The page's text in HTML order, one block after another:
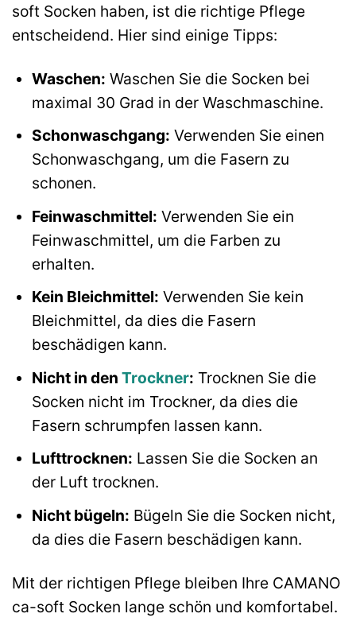
soft Socken haben, ist die richtige Pflege
entscheidend. Hier sind einige Tipps:
Waschen: Waschen Sie die Socken bei
maximal 30 Grad in der Waschmaschine.
Schonwaschgang: Verwenden Sie einen
Schonwaschgang, um die Fasern zu
schonen.
Feinwaschmittel: Verwenden Sie ein
Feinwaschmittel, um die Farben zu
erhalten.
Kein Bleichmittel: Verwenden Sie kein
Bleichmittel, da dies die Fasern
beschädigen kann.
Nicht in den Trockner: Trocknen Sie die
Socken nicht im Trockner, da dies die
Fasern schrumpfen lassen kann.
Lufttrocknen: Lassen Sie die Socken an
der Luft trocknen.
Nicht bügeln: Bügeln Sie die Socken nicht,
da dies die Fasern beschädigen kann.
Mit der richtigen Pflege bleiben Ihre CAMANO
ca-soft Socken lange schön und komfortabel.